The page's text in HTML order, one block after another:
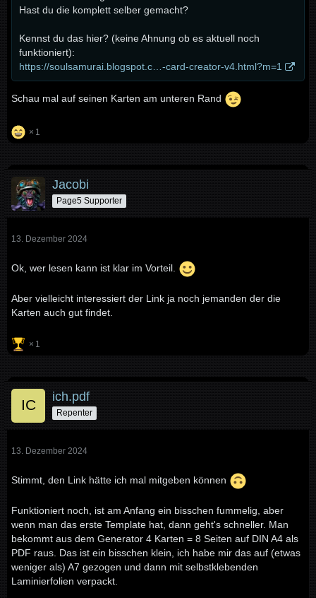
Hast du die komplett selber gemacht?
Kennst du das hier? (keine Ahnung ob es aktuell noch
funktioniert):
https://soulsamurai.blogspot.c…-card-creator-v4.html?m=1
Schau mal auf seinen Karten am unteren Rand
1
Jacobi
Page5 Supporter
13. Dezember 2024
Ok, wer lesen kann ist klar im Vorteil.
Aber vielleicht interessiert der Link ja noch jemanden der die
Karten auch gut findet.
1
ich.pdf
Repenter
13. Dezember 2024
Stimmt, den Link hätte ich mal mitgeben können
Funktioniert noch, ist am Anfang ein bisschen fummelig, aber
wenn man das erste Template hat, dann geht's schneller. Man
bekommt aus dem Generator 4 Karten = 8 Seiten auf DIN A4 als
PDF raus. Das ist ein bisschen klein, ich habe mir das auf (etwas
weniger als) A7 gezogen und dann mit selbstklebenden
Laminierfolien verpackt.